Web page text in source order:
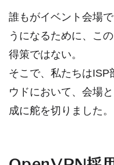
誰もがイベント会場
うになるために、こ
得策ではない。
そこで、私たちはISP
ウドにおいて、会場
成に舵を切りました。